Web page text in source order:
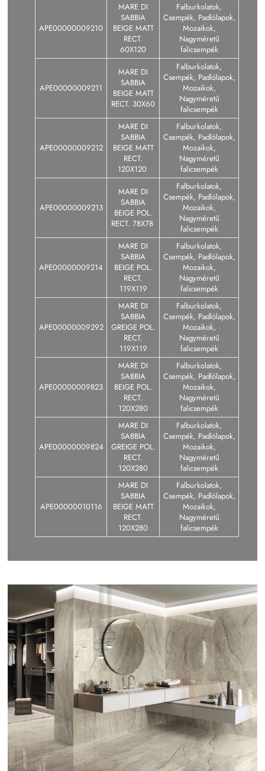
APE00000009210
MARE DI
SABBIA
BEIGE MATT
RECT.
60X120
Falburkolatok,
Csempék, Padlólapok,
Mozaikok,
Nagyméretű
falicsempék
APE00000009211
MARE DI
SABBIA
BEIGE MATT
RECT. 30X60
Falburkolatok,
Csempék, Padlólapok,
Mozaikok,
Nagyméretű
falicsempék
APE00000009212
MARE DI
SABBIA
BEIGE MATT
RECT.
120X120
Falburkolatok,
Csempék, Padlólapok,
Mozaikok,
Nagyméretű
falicsempék
APE00000009213
MARE DI
SABBIA
BEIGE POL.
RECT. 78X78
Falburkolatok,
Csempék, Padlólapok,
Mozaikok,
Nagyméretű
falicsempék
APE00000009214
MARE DI
SABBIA
BEIGE POL.
RECT.
119X119
Falburkolatok,
Csempék, Padlólapok,
Mozaikok,
Nagyméretű
falicsempék
APE00000009292
MARE DI
SABBIA
GREIGE POL.
RECT.
119X119
Falburkolatok,
Csempék, Padlólapok,
Mozaikok,
Nagyméretű
falicsempék
APE00000009823
MARE DI
SABBIA
BEIGE POL.
RECT.
120X280
Falburkolatok,
Csempék, Padlólapok,
Mozaikok,
Nagyméretű
falicsempék
APE00000009824
MARE DI
SABBIA
GREIGE POL.
RECT.
120X280
Falburkolatok,
Csempék, Padlólapok,
Mozaikok,
Nagyméretű
falicsempék
APE00000010116
MARE DI
SABBIA
BEIGE MATT
RECT.
120X280
Falburkolatok,
Csempék, Padlólapok,
Mozaikok,
Nagyméretű
falicsempék